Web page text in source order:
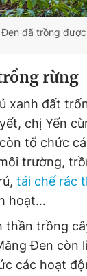
Đen đã trồng
rừng
xanh đất
chị Yến
tổ chức
trường,
tái chế rác
hoạt…
thần trồng
Đen còn
các hoạt